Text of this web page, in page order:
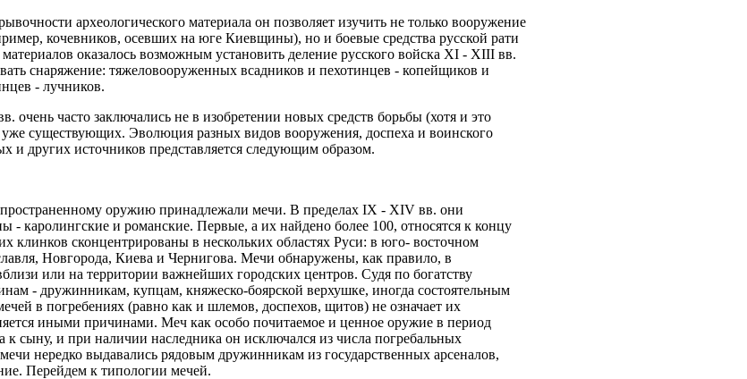
археологического материала он позволяет изучить не только вооружение
кочевников, осевших на юге Киевщины), но и боевые средства русской рати
оказалось возможным установить деление русского войска XI - XIII вв.
снаряжение: тяжеловооруженных всадников и пехотинцев - копейщиков и
- лучников.
часто заключались не в изобретении новых средств борьбы (хотя и это
существующих. Эволюция разных видов вооружения, доспеха и воинского
и других источников представляется следующим образом.
оружию принадлежали мечи. В пределах IX - XIV вв. они
- каролингские и романские. Первые, а их найдено более 100, относятся к концу
клинков сконцентрированы в нескольких областях Руси: в юго- восточном
Новгорода, Киева и Чернигова. Мечи обнаружены, как правило, в
или на территории важнейших городских центров. Судя по богатству
- дружинникам, купцам, княжеско-боярской верхушке, иногда состоятельным
в погребениях (равно как и шлемов, доспехов, щитов) не означает их
иными причинами. Меч как особо почитаемое и ценное оружие в период
к сыну, и при наличии наследника он исключался из числа погребальных
нередко выдавались рядовым дружинникам из государственных арсеналов,
Перейдем к типологии мечей.